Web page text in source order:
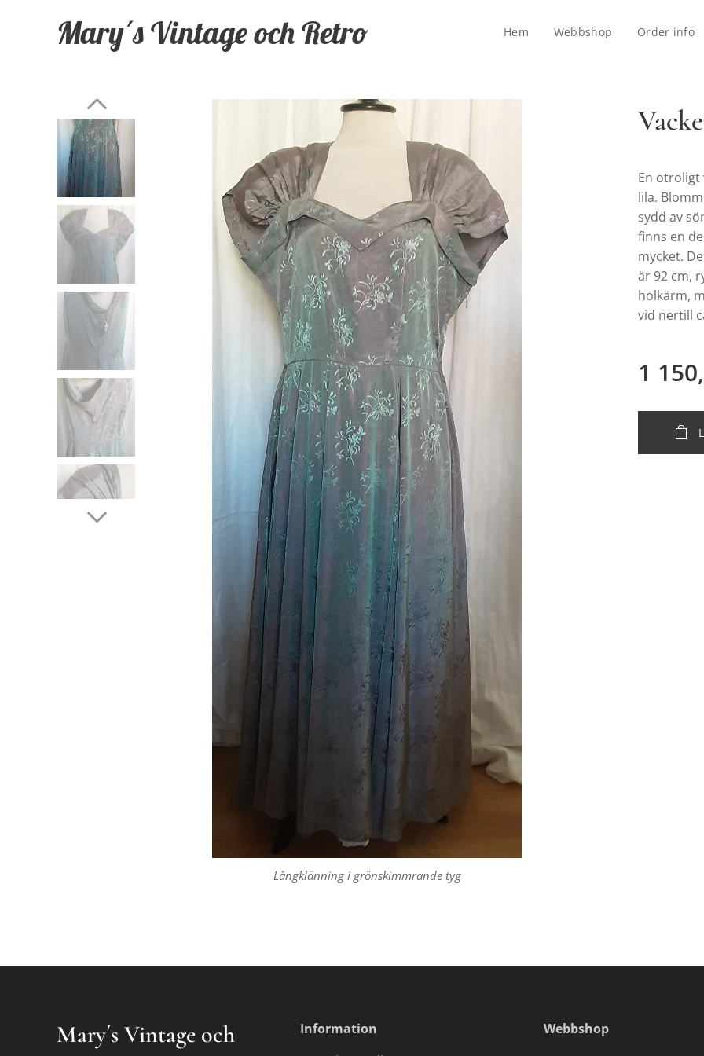
Mary´s Vintage och Retro Hem Webbshop Order info
Långklänning i grönskimmrande tyg
En otroligt
lila.
sydd av
finns en
mycket.
är 92 cm,
holkärm,
vid nertill
1
Mary´s Vintage och
Information
Webbshop